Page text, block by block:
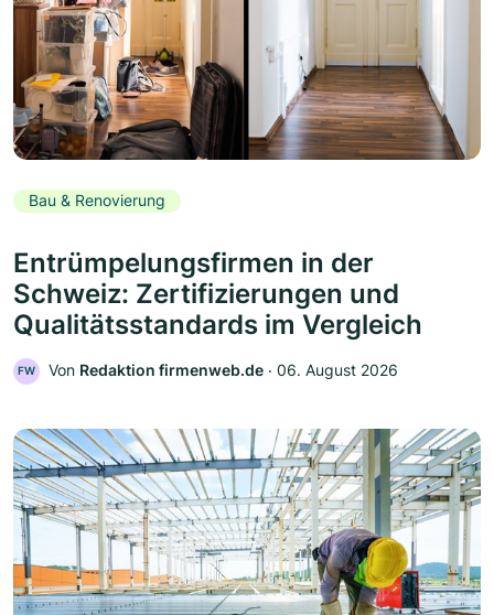
Bau & Renovierung
Entrümpelungsfirmen in der
Schweiz: Zertifizierungen und
Qualitätsstandards im Vergleich
FW Von Redaktion firmenweb.de ‧ 06. August 2026